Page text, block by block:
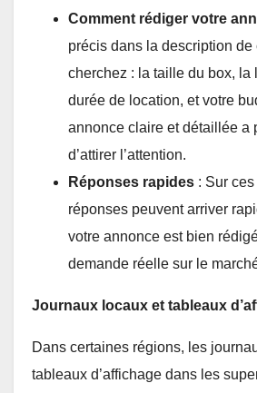
Comment rédiger votre
précis dans la description de
cherchez : la taille du box, la
durée de location, et votre
annonce claire et détaillée a
d’attirer l’attention.
Réponses rapides : Sur
réponses peuvent arriver
votre annonce est bien
demande réelle sur le
Journaux locaux et tableaux
Dans certaines régions, les
tableaux d’affichage dans les